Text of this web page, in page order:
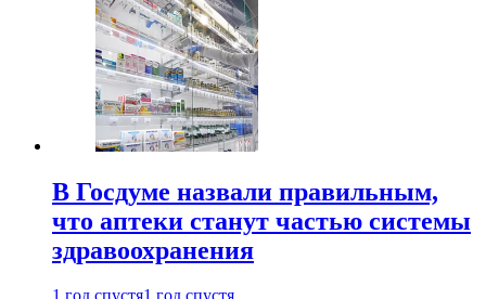
В Госдуме назвали правильным,
что аптеки станут частью системы
здравоохранения